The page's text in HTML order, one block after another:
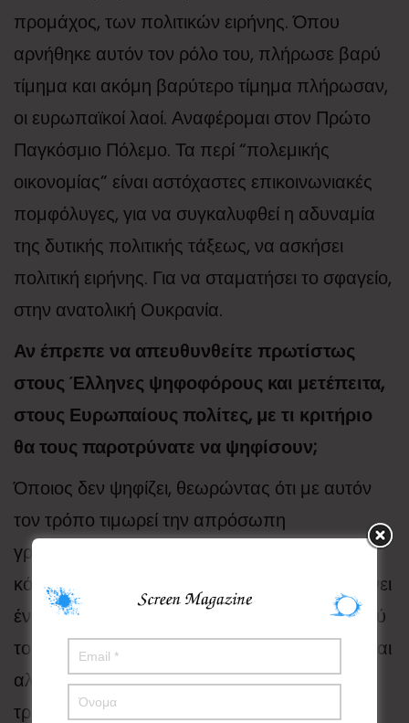
προμάχος, των πολιτικών ειρήνης. Όπου
αρνήθηκε αυτόν τον ρόλο του, πλήρωσε βαρύ
τίμημα και ακόμη βαρύτερο τίμημα πλήρωσαν,
οι ευρωπαϊκοί λαοί. Αναφέρομαι στον Πρώτο
Παγκόσμιο Πόλεμο. Τα περί “πολεμικής
οικονομίας” είναι αστόχαστες επικοινωνιακές
πομφόλυγες, για να συγκαλυφθεί η αδυναμία
της δυτικής πολιτικής τάξεως, να ασκήσει
πολιτική ειρήνης. Για να σταματήσει το σφαγείο,
στην ανατολική Ουκρανία.
Αν έπρεπε να απευθυνθείτε πρωτίστως
στους Έλληνες ψηφοφόρους και μετέπειτα,
στους Ευρωπαίους πολίτες, με τι κριτήριο
θα τους παροτρύνατε να ψηφίσουν;
Όποιος δεν ψηφίζει, θεωρώντας ότι με αυτόν
τον τρόπο τιμωρεί την απρόσωπη
γραφειοκρατία των Βρυξελλών ή τα εγχώρια
κόμματα κατά το γνωστό “όλοι ίδιοι είναι”, κάνει
ένα θεμελιώδες σφάλμα, εις βάρος του εαυτού
του, “διπλασιάζει” την ψήφο των φανατικών και
αλλοπρόσαλλων. Δίνει λευκή επιταγή σε
τρίτους, για να καθορίσουν το μέλλον του.